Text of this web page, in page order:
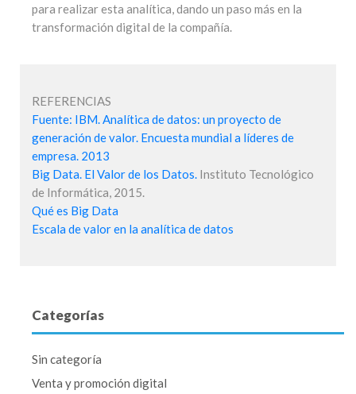
para realizar esta analítica, dando un paso más en la
transformación digital de la compañía.
REFERENCIAS
Fuente: IBM. Analítica de datos: un proyecto de
generación de valor. Encuesta mundial a líderes de
empresa. 2013
Big Data. El Valor de los Datos. Instituto Tecnológico
de Informática, 2015.
Qué es Big Data
Escala de valor en la analítica de datos
Categorías
Sin categoría
Venta y promoción digital